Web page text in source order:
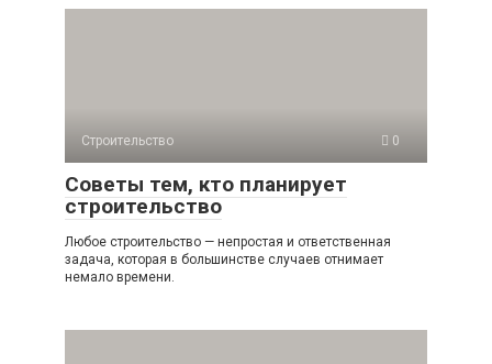
Строительство 0
Советы тем, кто планирует
строительство
Любое строительство — непростая и ответственная
задача, которая в большинстве случаев отнимает
немало времени.